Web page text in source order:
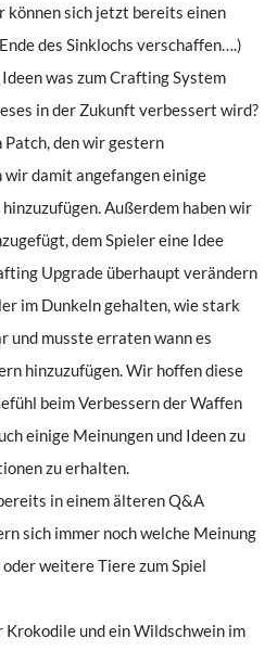
können sich jetzt bereits einen
des Sinklochs verschaffen….)
was zum Crafting System
in der Zukunft verbessert wird?
Patch, den wir gestern
damit angefangen einige
Außerdem haben wir
dem Spieler eine Idee
Upgrade überhaupt verändern
im Dunkeln gehalten, wie stark
und musste erraten wann es
hinzuzufügen. Wir hoffen diese
beim Verbessern der Waffen
einige Meinungen und Ideen zu
zu erhalten.
in einem älteren Q&A
sich immer noch welche Meinung
weitere Tiere zum Spiel
und ein Wildschwein im